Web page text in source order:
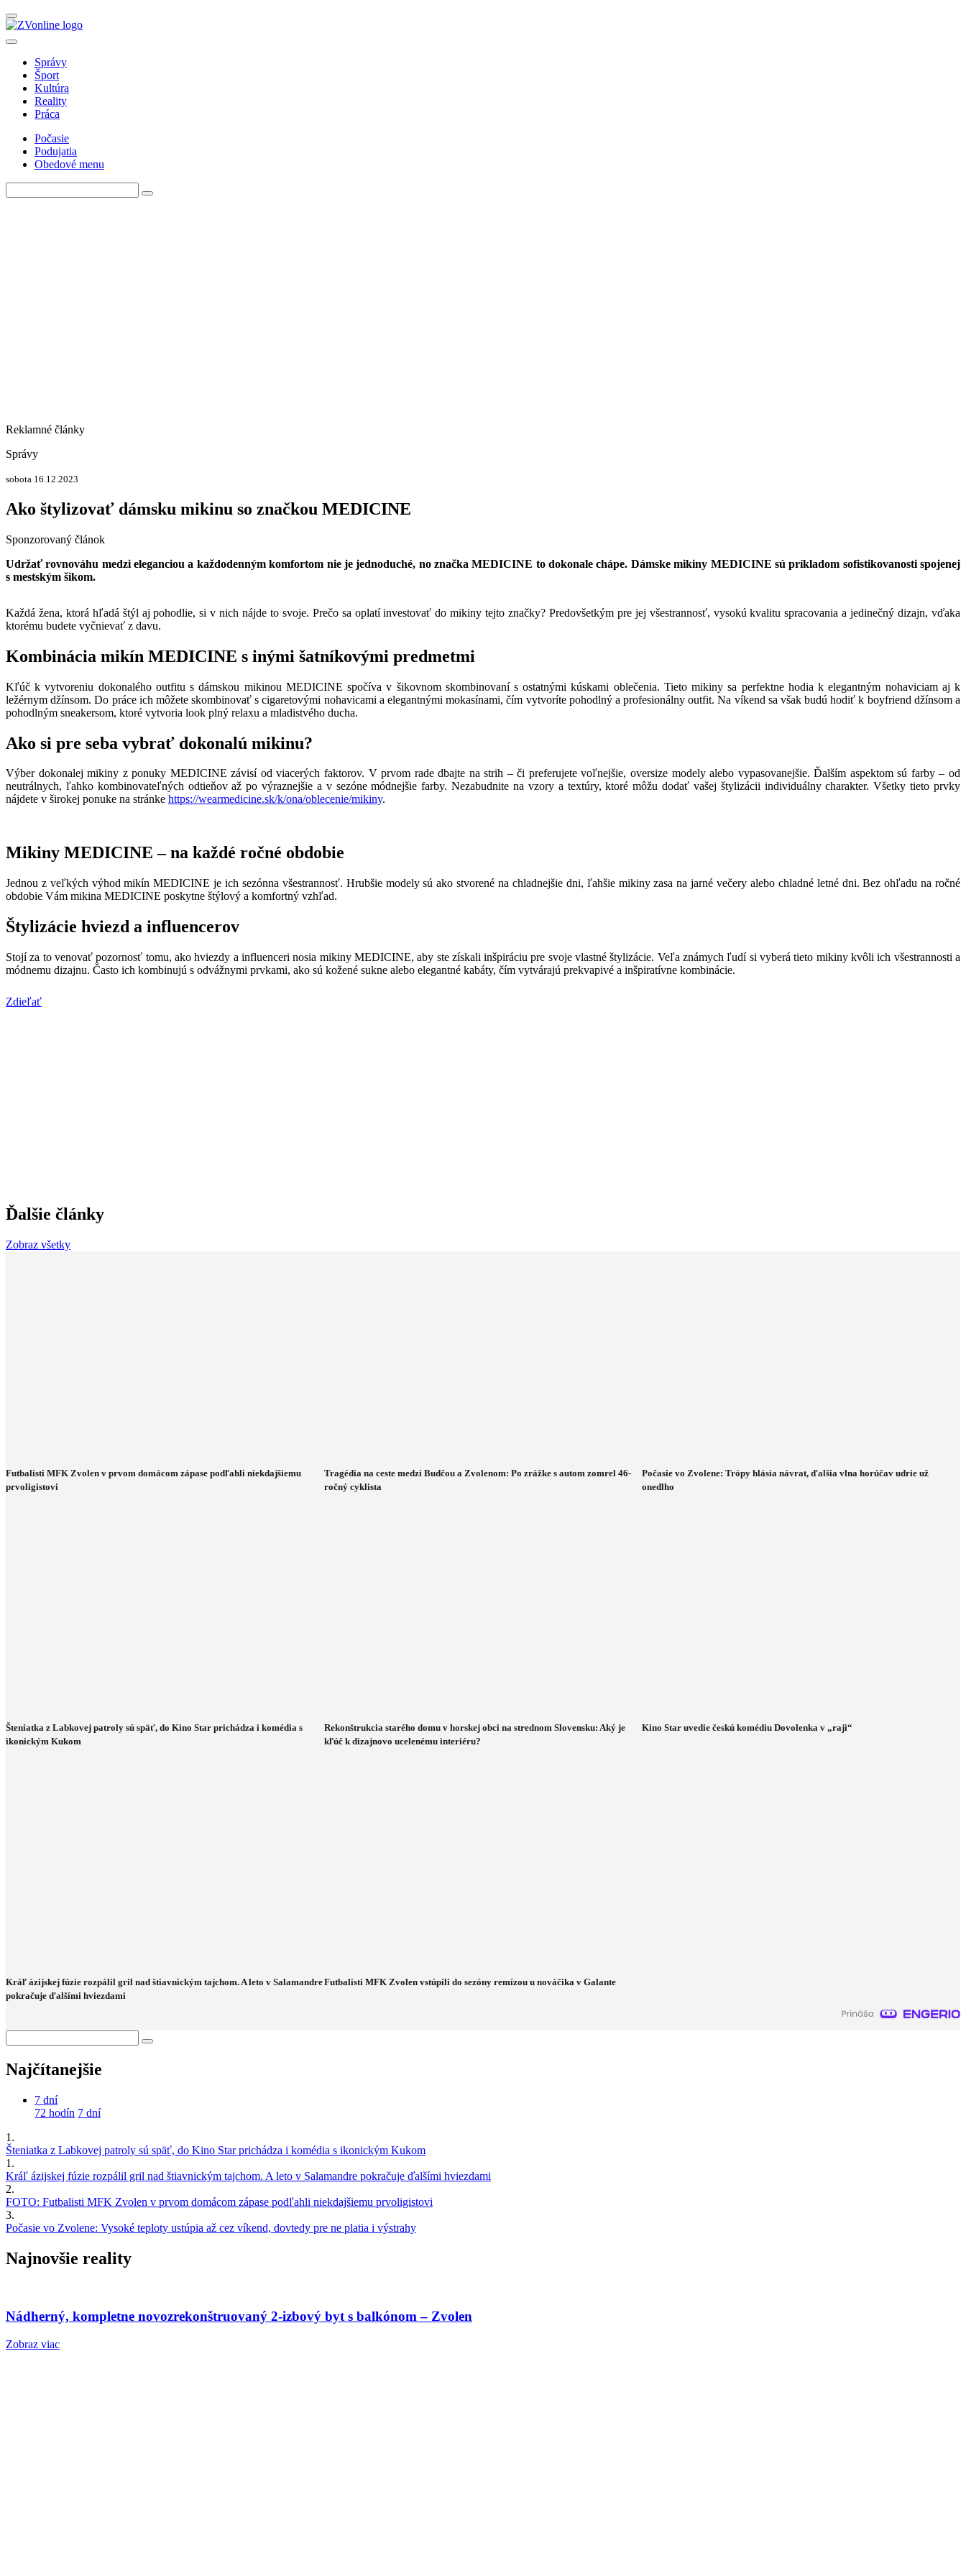
Správy
Šport
Kultúra
Reality
Práca
Počasie
Podujatia
Obedové menu
Reklamné články
Správy
sobota 16.12.2023
Ako štylizovať dámsku mikinu so značkou MEDICINE
Sponzorovaný článok
Udržať rovnováhu medzi eleganciou a každodenným komfortom nie je jednoduché, no značka MEDICINE to dokonale chápe. Dámske mikiny MEDICINE sú príkladom sofistikovanosti spojenej
s mestským šikom.
Každá žena, ktorá hľadá štýl aj pohodlie, si v nich nájde to svoje. Prečo sa oplatí investovať do mikiny tejto značky? Predovšetkým pre jej všestrannosť, vysokú kvalitu spracovania a jedinečný dizajn, vďaka
ktorému budete vyčnievať z davu.
Kombinácia mikín MEDICINE s inými šatníkovými predmetmi
Kľúč k vytvoreniu dokonalého outfitu s dámskou mikinou MEDICINE spočíva v šikovnom skombinovaní s ostatnými kúskami oblečenia. Tieto mikiny sa perfektne hodia k elegantným nohaviciam aj k
ležérnym džínsom. Do práce ich môžete skombinovať s cigaretovými nohavicami a elegantnými mokasínami, čím vytvoríte pohodlný a profesionálny outfit. Na víkend sa však budú hodiť k boyfriend džínsom a
pohodlným sneakersom, ktoré vytvoria look plný relaxu a mladistvého ducha.
Ako si pre seba vybrať dokonalú mikinu?
Výber dokonalej mikiny z ponuky MEDICINE závisí od viacerých faktorov. V prvom rade dbajte na strih – či preferujete voľnejšie, oversize modely alebo vypasovanejšie. Ďalším aspektom sú farby – od
neutrálnych, ľahko kombinovateľných odtieňov až po výraznejšie a v sezóne módnejšie farby. Nezabudnite na vzory a textúry, ktoré môžu dodať vašej štylizácii individuálny charakter. Všetky tieto prvky
nájdete v širokej ponuke na stránke https://wearmedicine.sk/k/ona/oblecenie/mikiny.
Mikiny MEDICINE – na každé ročné obdobie
Jednou z veľkých výhod mikín MEDICINE je ich sezónna všestrannosť. Hrubšie modely sú ako stvorené na chladnejšie dni, ľahšie mikiny zasa na jarné večery alebo chladné letné dni. Bez ohľadu na ročné
obdobie Vám mikina MEDICINE poskytne štýlový a komfortný vzhľad.
Štylizácie hviezd a influencerov
Stojí za to venovať pozornosť tomu, ako hviezdy a influenceri nosia mikiny MEDICINE, aby ste získali inšpiráciu pre svoje vlastné štylizácie. Veľa známych ľudí si vyberá tieto mikiny kvôli ich všestrannosti a
módnemu dizajnu. Často ich kombinujú s odvážnymi prvkami, ako sú kožené sukne alebo elegantné kabáty, čím vytvárajú prekvapivé a inšpiratívne kombinácie.
Zdieľať
Ďalšie články
Zobraz všetky
Futbalisti MFK Zvolen v prvom domácom zápase podľahli niekdajšiemu
prvoligistovi
Tragédia na ceste medzi Budčou a Zvolenom: Po zrážke s autom zomrel 46-
ročný cyklista
Počasie vo Zvolene: Trópy hlásia návrat, ďalšia vlna horúčav udrie už
onedlho
Šteniatka z Labkovej patroly sú späť, do Kino Star prichádza i komédia s
ikonickým Kukom
Rekonštrukcia starého domu v horskej obci na strednom Slovensku: Aký je
kľúč k dizajnovo ucelenému interiéru?
Kino Star uvedie českú komédiu Dovolenka v „raji“
Kráľ ázijskej fúzie rozpálil gril nad štiavnickým tajchom. A leto v Salamandre
pokračuje ďalšími hviezdami
Futbalisti MFK Zvolen vstúpili do sezóny remízou u nováčika v Galante
Najčítanejšie
7 dní
72 hodín 7 dní
1.
Šteniatka z Labkovej patroly sú späť, do Kino Star prichádza i komédia s ikonickým Kukom
1.
Kráľ ázijskej fúzie rozpálil gril nad štiavnickým tajchom. A leto v Salamandre pokračuje ďalšími hviezdami
2.
FOTO: Futbalisti MFK Zvolen v prvom domácom zápase podľahli niekdajšiemu prvoligistovi
3.
Počasie vo Zvolene: Vysoké teploty ustúpia až cez víkend, dovtedy pre ne platia i výstrahy
Najnovšie reality
Nádherný, kompletne novozrekonštruovaný 2-izbový byt s balkónom – Zvolen
Zobraz viac